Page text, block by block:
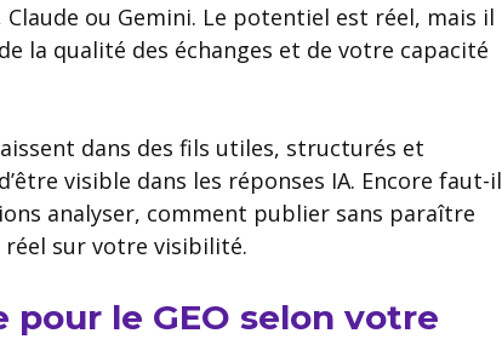
ou Gemini. Le potentiel est réel, mais il
la qualité des échanges et de votre capacité
dans des fils utiles, structurés et
visible dans les réponses IA. Encore faut-il
analyser, comment publier sans paraître
sur votre visibilité.
le GEO selon votre